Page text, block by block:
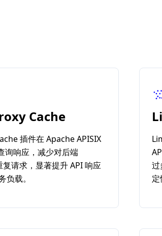
Cache
插件在 Apache APISIX
询响应，减少对后端
请求，显著提升 API 响应
负载。
过
定